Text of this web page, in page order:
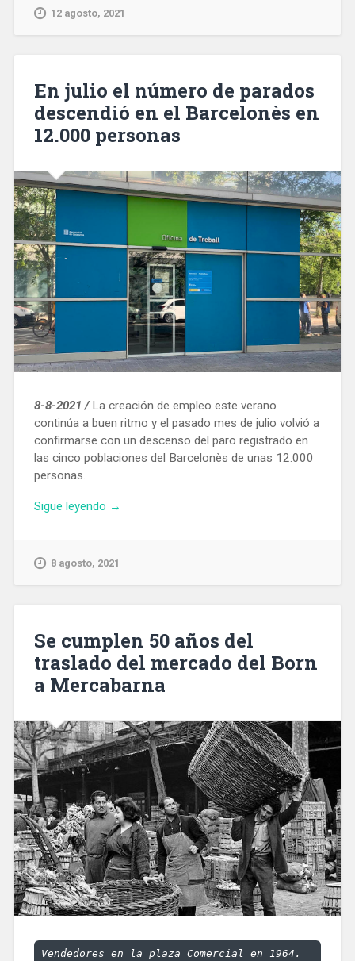
17,4
del
pavimento
del
Barcelona»
12 agosto, 2021
En julio el número de parados
descendió en el Barcelonès en
12.000 personas
8-8-2021 /La creación de empleo este verano
continúa a buen ritmo y el pasado mes de julio volvió a
confirmarse con un descenso del paro registrado en
las cinco poblaciones del Barcelonès de unas 12.000
personas.
Sigue leyendo «En
número
el
Barcelonès
en
→
8 agosto, 2021
Se cumplen 50 años del
traslado del mercado del Born
a Mercabarna
Vendedores en la plaza Comercial en 1964.